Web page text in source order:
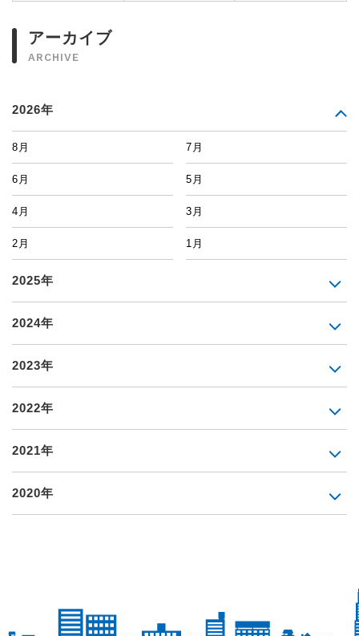
アーカイブ
ARCHIVE
2026年
8月 7月
6月 5月
4月 3月
2月 1月
2025年
2024年
2023年
2022年
2021年
2020年